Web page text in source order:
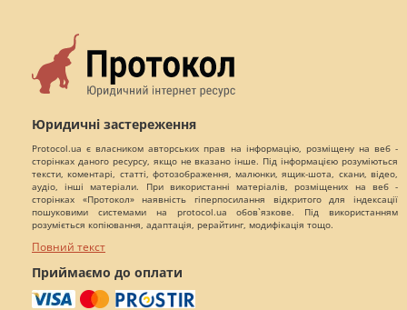
Юридичні застереження
Protocol.ua є власником авторських прав на інформацію, розміщену на веб -
сторінках даного ресурсу, якщо не вказано інше. Під інформацією розуміються
тексти, коментарі, статті, фотозображення, малюнки, ящик-шота, скани, відео,
аудіо, інші матеріали. При використанні матеріалів, розміщених на веб -
сторінках «Протокол» наявність гіперпосилання відкритого для індексації
пошуковими системами на protocol.ua обов`язкове. Під використанням
розуміється копіювання, адаптація, рерайтинг, модифікація тощо.
Повний текст
Приймаємо до оплати